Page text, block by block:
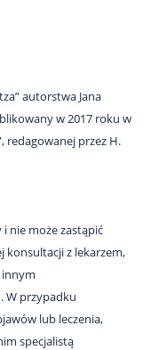
autorstwa Jana
w 2017 roku w
redagowanej przez H.
nie może zastąpić
konsultacji z lekarzem,
W przypadku
lub leczenia,
specjalistą